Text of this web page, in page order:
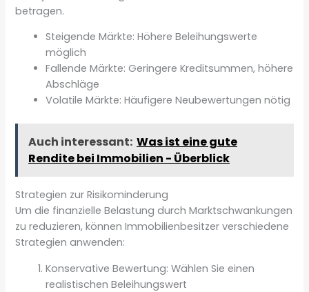
betragen.
Steigende Märkte: Höhere Beleihungswerte
möglich
Fallende Märkte: Geringere Kreditsummen, höhere
Abschläge
Volatile Märkte: Häufigere Neubewertungen nötig
Auch interessant: Was ist eine gute
Rendite bei Immobilien - Überblick
Strategien zur Risikominderung
Um die finanzielle Belastung durch Marktschwankungen
zu reduzieren, können Immobilienbesitzer verschiedene
Strategien anwenden:
Konservative Bewertung: Wählen Sie einen
realistischen Beleihungswert